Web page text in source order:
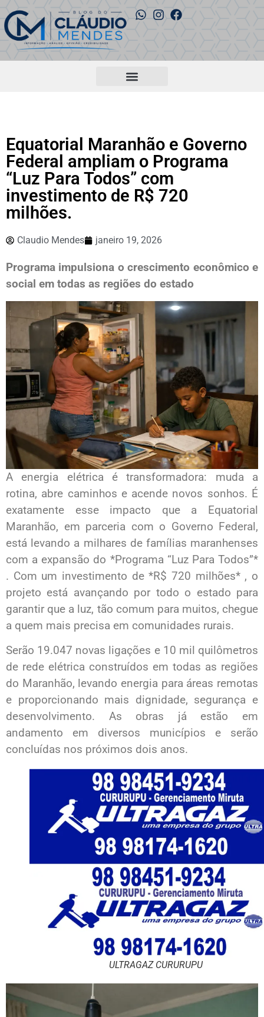
Equatorial Maranhão e Governo
Federal ampliam o Programa
“Luz Para Todos” com
investimento de R$ 720
milhões.
Claudio Mendes janeiro 19, 2026
Programa impulsiona o crescimento econômico e
social em todas as regiões do estado
A energia elétrica é transformadora: muda a
rotina, abre caminhos e acende novos sonhos. É
exatamente esse impacto que a Equatorial
Maranhão, em parceria com o Governo Federal,
está levando a milhares de famílias maranhenses
com a expansão do *Programa “Luz Para Todos”*
. Com um investimento de *R$ 720 milhões* , o
projeto está avançando por todo o estado para
garantir que a luz, tão comum para muitos, chegue
a quem mais precisa em comunidades rurais.
Serão 19.047 novas ligações e 10 mil quilômetros
de rede elétrica construídos em todas as regiões
do Maranhão, levando energia para áreas remotas
e proporcionando mais dignidade, segurança e
desenvolvimento. As obras já estão em
andamento em diversos municípios e serão
concluídas nos próximos dois anos.
ULTRAGAZ CURURUPU